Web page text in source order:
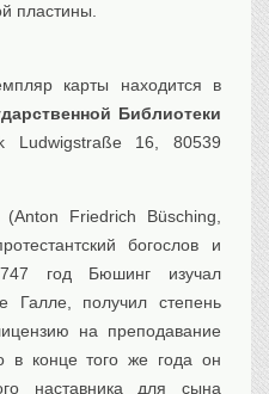
пластины.
карты находится в
Библиотеки
Ludwigstraße 16, 80539
Friedrich Büsching,
богослов и
год Бюшинг изучал
Галле, получил степень
на преподавание
в конце того же года он
наставника для сына